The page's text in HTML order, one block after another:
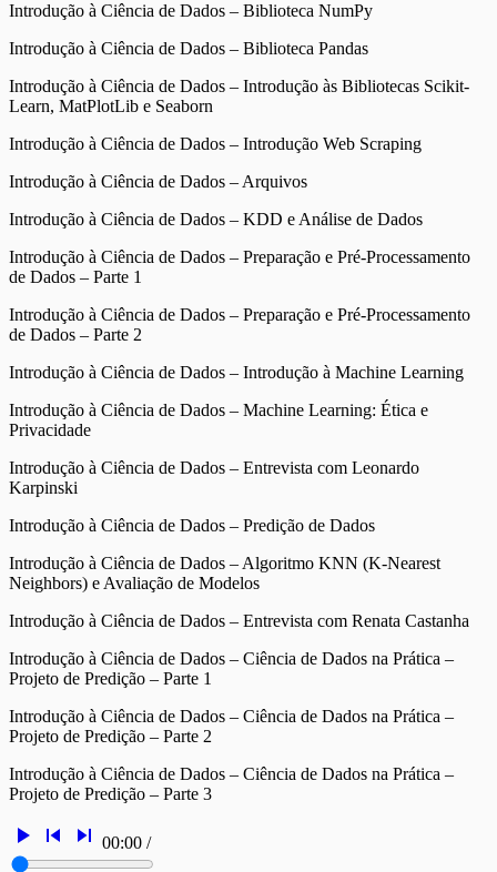
Introdução à Ciência de Dados – Biblioteca NumPy
Introdução à Ciência de Dados – Biblioteca Pandas
Introdução à Ciência de Dados – Introdução às Bibliotecas Scikit-
Learn, MatPlotLib e Seaborn
Introdução à Ciência de Dados – Introdução Web Scraping
Introdução à Ciência de Dados – Arquivos
Introdução à Ciência de Dados – KDD e Análise de Dados
Introdução à Ciência de Dados – Preparação e Pré-Processamento
de Dados – Parte 1
Introdução à Ciência de Dados – Preparação e Pré-Processamento
de Dados – Parte 2
Introdução à Ciência de Dados – Introdução à Machine Learning
Introdução à Ciência de Dados – Machine Learning: Ética e
Privacidade
Introdução à Ciência de Dados – Entrevista com Leonardo
Karpinski
Introdução à Ciência de Dados – Predição de Dados
Introdução à Ciência de Dados – Algoritmo KNN (K-Nearest
Neighbors) e Avaliação de Modelos
Introdução à Ciência de Dados – Entrevista com Renata Castanha
Introdução à Ciência de Dados – Ciência de Dados na Prática –
Projeto de Predição – Parte 1
Introdução à Ciência de Dados – Ciência de Dados na Prática –
Projeto de Predição – Parte 2
Introdução à Ciência de Dados – Ciência de Dados na Prática –
Projeto de Predição – Parte 3
play_arrow skip_previous skip_next 00:00 /